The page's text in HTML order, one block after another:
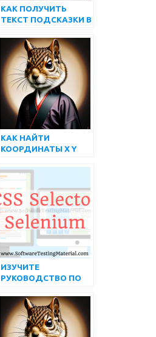
КАК ПОЛУЧИТЬ
ТЕКСТ ПОДСКАЗКИ В
WEBDRIVER |
МАТЕРИАЛ ДЛЯ
ТЕСТИРОВАНИЯ
ПРОГРАММНОГО
ОБЕСПЕЧЕНИЯ
КАК НАЙТИ
КООРДИНАТЫ X Y
ИСПОЛЬЗУЯ
SELENIUM
WEBDRIVER
ИЗУЧИТЕ
РУКОВОДСТВО ПО
SELENIUM
WEBDRIVER [БЕЗ
ИСПОЛЬЗОВАНИЯ
КАКИХ-ЛИБО